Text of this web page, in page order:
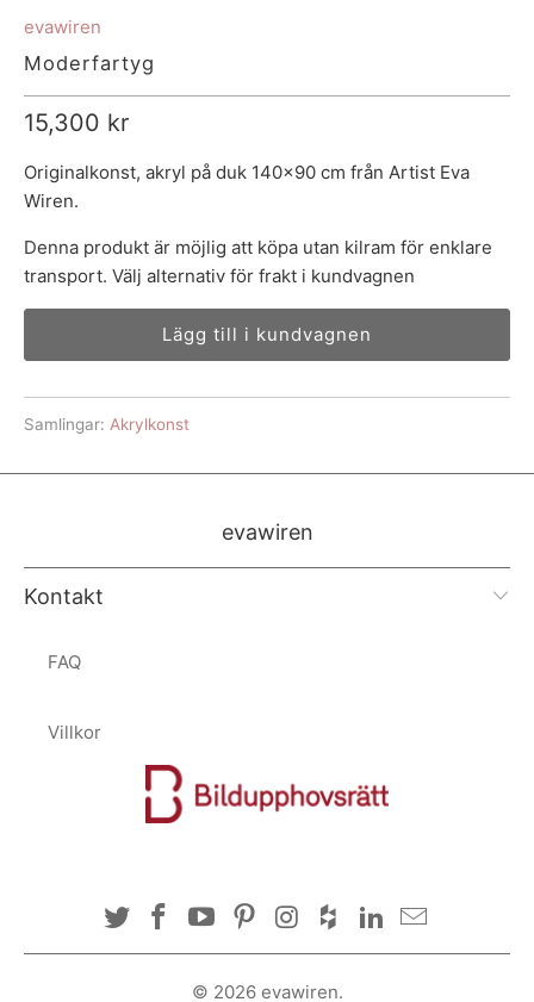
evawiren
Moderfartyg
15,300 kr
Originalkonst, akryl på duk 140x90 cm från Artist Eva
Wiren.
Denna produkt är möjlig att köpa utan kilram för enklare
transport. Välj alternativ för frakt i kundvagnen
Lägg till i kundvagnen
Samlingar: Akrylkonst
evawiren
Kontakt
FAQ
Villkor
© 2026 evawiren.